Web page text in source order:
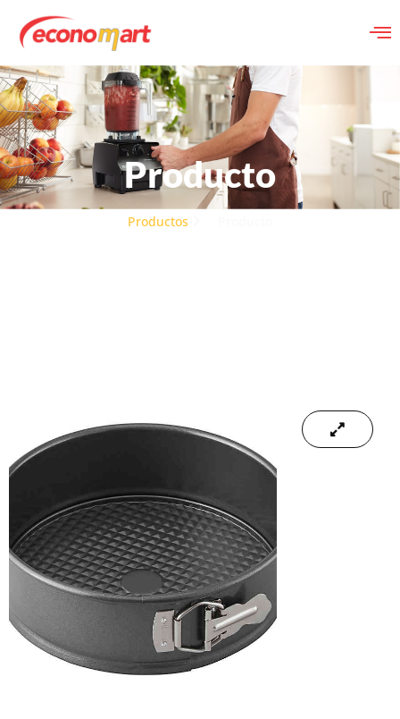
Producto
Productos